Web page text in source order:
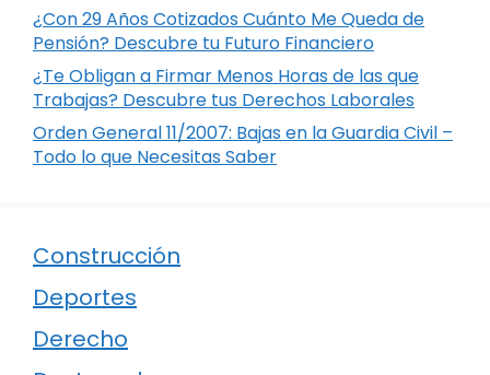
¿Con 29 Años Cotizados Cuánto Me Queda de
Pensión? Descubre tu Futuro Financiero
¿Te Obligan a Firmar Menos Horas de las que
Trabajas? Descubre tus Derechos Laborales
Orden General 11/2007: Bajas en la Guardia Civil –
Todo lo que Necesitas Saber
Construcción
Deportes
Derecho